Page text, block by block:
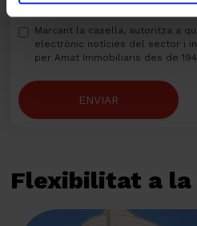
amb Amat Immobiliaris des de
Marcant la casella, autoritza a
electrònic notícies del sector i
per Amat Immobiliaris des de
ENVIAR
Flexibilitat a la